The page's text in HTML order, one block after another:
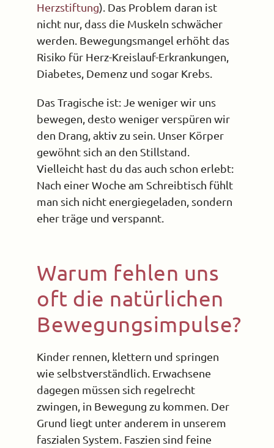
Herzstiftung). Das Problem daran ist
nicht nur, dass die Muskeln schwächer
werden. Bewegungsmangel erhöht das
Risiko für Herz-Kreislauf-Erkrankungen,
Diabetes, Demenz und sogar Krebs.
Das Tragische ist: Je weniger wir uns
bewegen, desto weniger verspüren wir
den Drang, aktiv zu sein. Unser Körper
gewöhnt sich an den Stillstand.
Vielleicht hast du das auch schon erlebt:
Nach einer Woche am Schreibtisch fühlt
man sich nicht energiegeladen, sondern
eher träge und verspannt.
Warum fehlen uns
oft die natürlichen
Bewegungsimpulse?
Kinder rennen, klettern und springen
wie selbstverständlich. Erwachsene
dagegen müssen sich regelrecht
zwingen, in Bewegung zu kommen. Der
Grund liegt unter anderem in unserem
faszialen System. Faszien sind feine